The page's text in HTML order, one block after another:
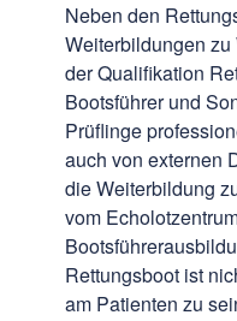
Neben den
Weiterbildungen zu
der Qualifikation
Bootsführer und
Prüflinge
auch von externen
die Weiterbildung
vom
Rettungsboot ist
am Patienten zu